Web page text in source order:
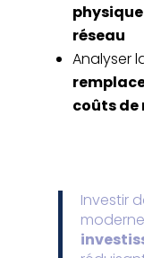
réseau
Analyser
coûts
Investir